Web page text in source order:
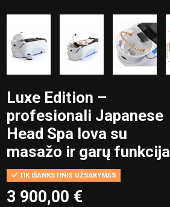
Luxe Edition –
profesionali Japanese
Head Spa lova su
masažo ir garų funkcija
TIK IŠANKSTINIS UŽSAKYMAS
3 900,00 €